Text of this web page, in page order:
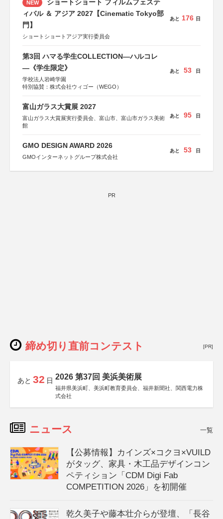
後援：厚生労働省
文部科学省
日本経済団体連合会
関西経済連合会
東京難病団体連絡協議会
NEW
ショートショート フィルムフェステ
ィバル ＆ アジア 2027【Cinematic Tokyo部
門】
ショートショートアジア実行委員会
あと 176 日
第3回 ハマる学生COLLECTION―ハルコレ
―《学生限定》
学校法人岩崎学園
特別協賛：株式会社ウィゴー（WEGO）
あと 53 日
富山ガラス大賞展 2027
富山ガラス大賞展実行委員会、富山市、富山市ガラス美術
館
あと 95 日
GMO DESIGN AWARD 2026
GMOインターネットグループ株式会社
あと 53 日
PR
締め切り直前コンテスト [PR]
あと 32 日 2026 第37回 美浜美術展
福井県美浜町、美浜町教育委員会、福井新聞社、関西電力株
式会社
ニュース 一覧
【公募情報】カインズ×コクヨ×VUILD
がタッグ、家具・木工品デザインコン
ペティション「CDM Digi Fab
COMPETITION 2026」を初開催
乾久美子や藤本壮介らが登壇、「長谷